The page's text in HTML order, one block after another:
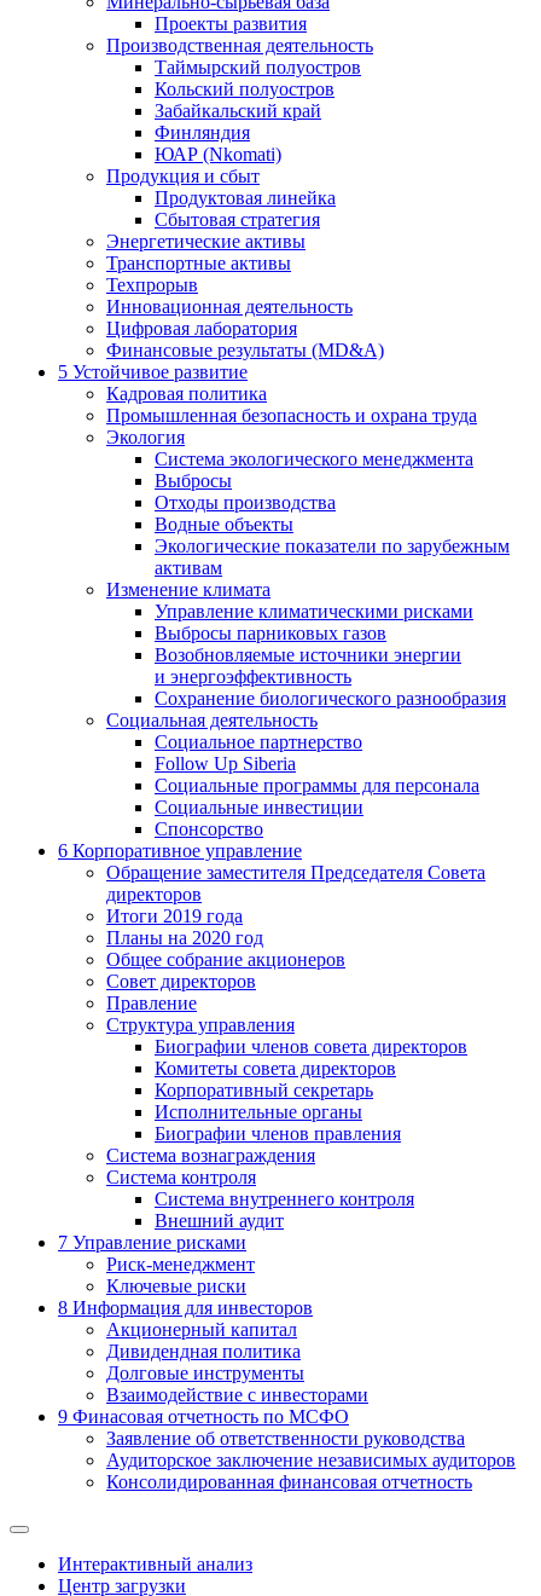
Проекты развития
Производственная деятельность
Таймырский полуостров
Кольский полуостров
Забайкальский край
Финляндия
ЮАР (Nkomati)
Продукция и сбыт
Продуктовая линейка
Сбытовая стратегия
Энергетические активы
Транспортные активы
Техпрорыв
Инновационная деятельность
Цифровая лаборатория
Финансовые результаты (MD&A)
5 Устойчивое развитие
Кадровая политика
Промышленная безопасность и охрана труда
Экология
Система экологического менеджмента
Выбросы
Отходы производства
Водные объекты
Экологические показатели по зарубежным
активам
Изменение климата
Управление климатическими рисками
Выбросы парниковых газов
Возобновляемые источники энергии
и энергоэффективность
Сохранение биологического разнообразия
Социальная деятельность
Социальное партнерство
Follow Up Siberia
Социальные программы для персонала
Социальные инвестиции
Спонсорство
6 Корпоративное управление
Обращение заместителя Председателя Совета
директоров
Итоги 2019 года
Планы на 2020 год
Общее собрание акционеров
Совет директоров
Правление
Структура управления
Биографии членов совета директоров
Комитеты совета директоров
Корпоративный секретарь
Исполнительные органы
Биографии членов правления
Система вознаграждения
Система контроля
Система внутреннего контроля
Внешний аудит
7 Управление рисками
Риск-менеджмент
Ключевые риски
8 Информация для инвесторов
Акционерный капитал
Дивидендная политика
Долговые инструменты
Взаимодействие с инвеcторами
9 Финасовая отчетность по МСФО
Заявление об ответственности руководства
Аудиторское заключение независимых аудиторов
Консолидированная финансовая отчетность
Интерактивный анализ
Центр загрузки